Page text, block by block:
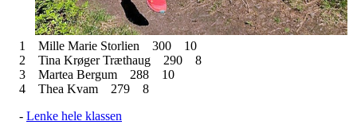
1 Mille Marie Storlien 300
10
2
Tina Krøger Træthaug 290
8
3
Martea Bergum 288
10
4
Thea Kvam 279
8
- Lenke hele klassen